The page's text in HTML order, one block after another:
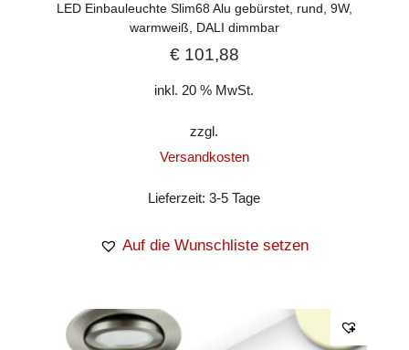
LED Einbauleuchte Slim68 Alu gebürstet, rund, 9W,
warmweiß, DALI dimmbar
€101,88
inkl. 20 % MwSt.
zzgl.
Versandkosten
Lieferzeit:3-5 Tage
Auf die Wunschliste setzen